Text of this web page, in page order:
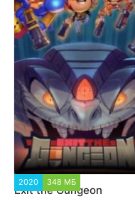
2020 348 МБ
Exit the Gungeon